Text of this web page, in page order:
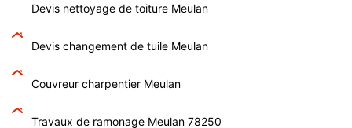
Devis nettoyage de toiture Meulan
Devis changement de tuile Meulan
Couvreur charpentier Meulan
Travaux de ramonage Meulan 78250